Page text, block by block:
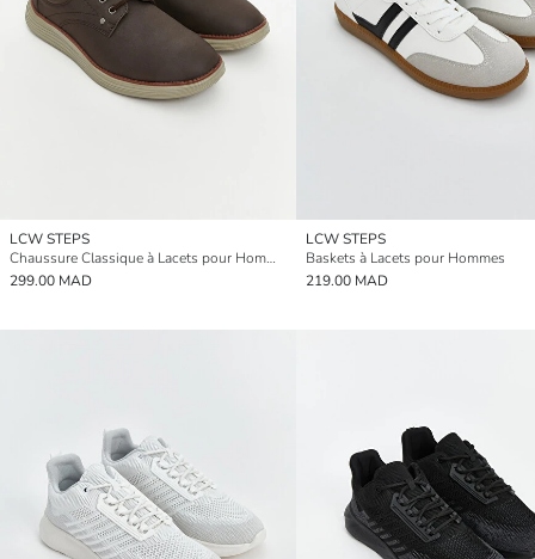
LCW STEPS
Chaussure Classique à Lacets pour Hommes
299.00 MAD
LCW STEPS
Baskets à Lacets pour Hommes
219.00 MAD